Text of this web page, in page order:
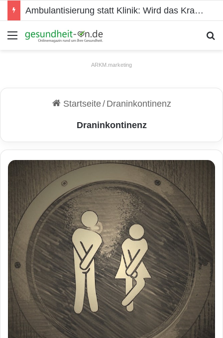
Ambulantisierung statt Klinik: Wird das Krankenhaus der Zukunft überflüssig?
Menü
ARKM.marketing
Startseite/ Draninkontinenz
Draninkontinenz